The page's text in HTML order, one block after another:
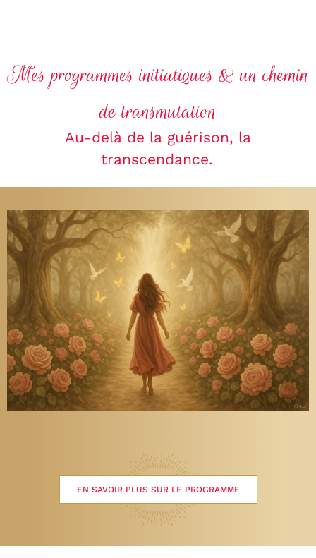
Mes programmes initiatiques & un chemin
de transmutation
Au-delà de la guérison, la
transcendance.
EN SAVOIR PLUS SUR LE PROGRAMME